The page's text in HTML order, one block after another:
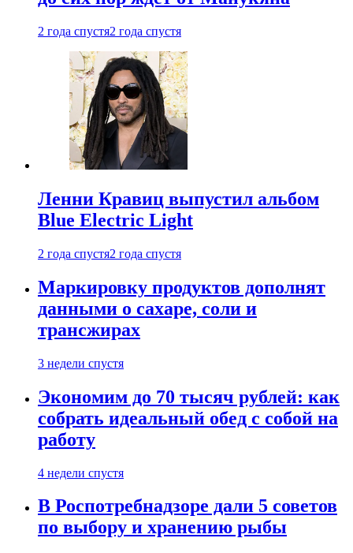
2 года спустя2 года спустя
Ленни Кравиц выпустил альбом
Blue Electric Light
2 года спустя2 года спустя
Маркировку продуктов дополнят
данными о сахаре, соли и
трансжирах
3 недели спустя
Экономим до 70 тысяч рублей: как
собрать идеальный обед с собой на
работу
4 недели спустя
В Роспотребнадзоре дали 5 советов
по выбору и хранению рыбы